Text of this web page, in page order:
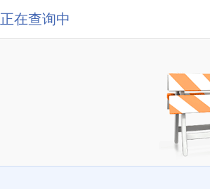
正在查询中